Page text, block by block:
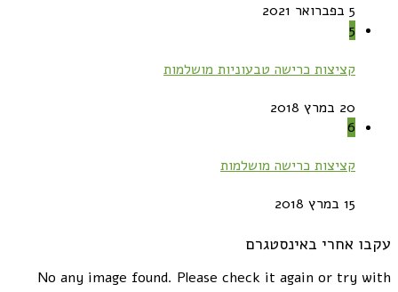
5 בפברואר 2021
5
קציצות כרישה טבעוניות מושלמות
20 במרץ 2018
6
קציצות כרישה מושלמות
15 במרץ 2018
עקבו אחרי באינסטגרם
No any image found. Please check it again or try with